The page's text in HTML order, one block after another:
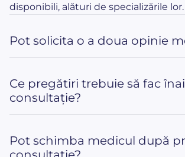
disponibili, alături de specializările lor.
Pot solicita o a doua opinie
Ce pregătiri trebuie să fac
consultație?
Pot schimba medicul după